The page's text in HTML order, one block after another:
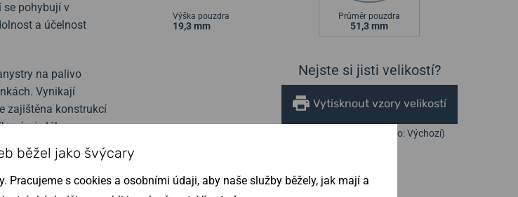
se pohybují v
a účelnost
na palivo
Vynikají
zajištěna konstrukcí
vlákny.
dvouvrstvé
dovoluje vytvořit
Výška pouzdra
19,3 mm
Průměr pouzdra
51,3 mm
Nejste si jisti velikostí?
Vytisknout vzory velikostí
(U tisku nastavte Měřítko: Výchozí)
běžel jako švýcary
s cookies a osobními údaji, aby naše služby běžely, jak mají a